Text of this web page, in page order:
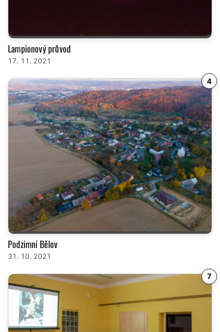
Lampionový průvod
17. 11. 2021
4
Podzimní Bělov
31. 10. 2021
7